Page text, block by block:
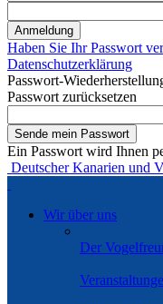
Haben Sie Ihr Passwort
Datenschutzerklärung
Passwort-
Passwort zurücksetzen
Ein Passwort wird Ihnen
Deutscher Kanarien und
Wir über uns
Der